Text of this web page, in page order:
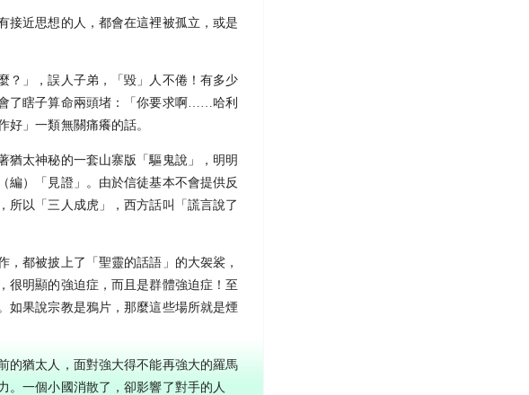
接近思想的人，都會在這裡被孤立，或是
？」，誤人子弟，「毀」人不倦！有多少
了瞎子算命兩頭堵：「你要求啊……哈利
好」一類無關痛癢的話。
猶太神秘的一套山寨版「驅鬼說」，明明
編）「見證」。由於信徒基本不會提供反
所以「三人成虎」，西方話叫「謊言說了
，都被披上了「聖靈的話語」的大袈裟，
很明顯的強迫症，而且是群體強迫症！至
如果說宗教是鴉片，那麼這些場所就是煙
的猶太人，面對強大得不能再強大的羅馬
。一個小國消散了，卻影響了對手的人